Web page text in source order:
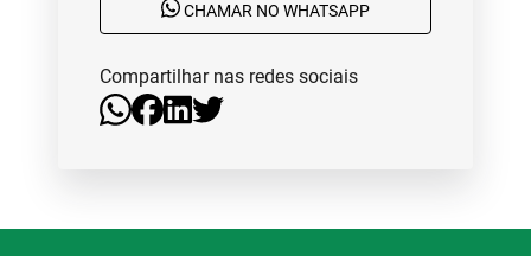
CHAMAR NO WHATSAPP
Compartilhar nas redes sociais